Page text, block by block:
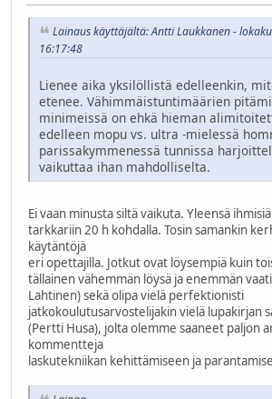
Lainaus käyttäjältä: Antti Laukkanen -
16:17:48
Lienee aika yksilöllistä edelleenkin,
etenee. Vähimmäistuntimäärien
minimeissä on ehkä hieman
edelleen mopu vs. ultra -mielessä
parissakymmenessä tunnissa
vaikuttaa ihan mahdolliselta.
Ei vaan minusta siltä vaikuta. Yleensä
tarkkariin 20 h kohdalla. Tosin samankin
käytäntöjä
eri opettajilla. Jotkut ovat löysempiä kuin
tällainen vähemmän löysä ja enemmän
Lahtinen) sekä olipa vielä perfektionisti
jatkokoulutusarvostelijakin vielä lupakirjan
(Pertti Husa), jolta olemme saaneet paljon
kommentteja
laskutekniikan kehittämiseen ja